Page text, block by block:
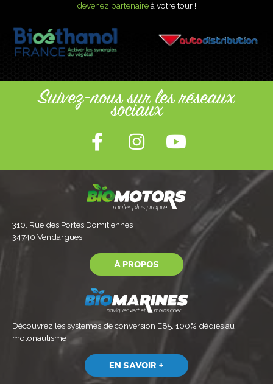
devenez partenaireà votre tour !
Suivez-nous sur les réseaux
sociaux
310, Rue des Portes Domitiennes
34740 Vendargues
À PROPOS
Découvrez les systèmes de conversion E85, 100% dédiés au
motonautisme
EN SAVOIR +